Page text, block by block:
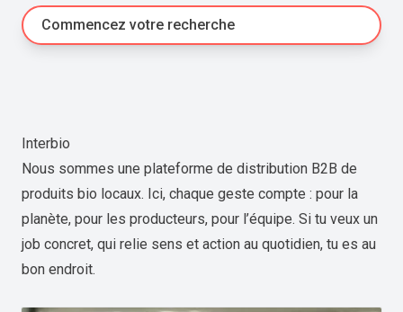
Commencez votre recherche
Interbio
Nous sommes une plateforme de distribution B2B de
produits bio locaux. Ici, chaque geste compte : pour la
planète, pour les producteurs, pour l’équipe. Si tu veux un
job concret, qui relie sens et action au quotidien, tu es au
bon endroit.